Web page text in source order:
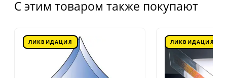
С этим товаром также покупают
ЛИКВИДАЦИЯ ЛИКВИДАЦИЯ